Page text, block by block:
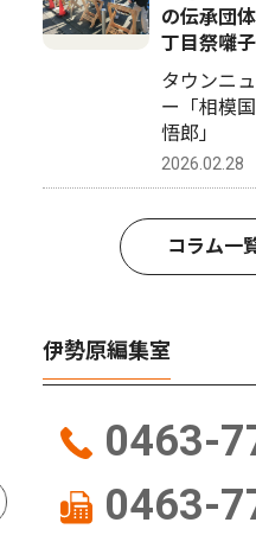
石田子安神社で８月
の伝承団
丁目祭囃子
タウンニ
ー「相模
悟郎」
2026.02.28
コラム一
伊勢原編集室
0463-
0463-